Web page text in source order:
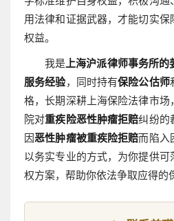
用法律和证据武器，才能切实
权益。
我是 上海沪派律师事务所的
服务经验，同时持有保险公估师
格，长期深耕上海保险法律市场
院对重疾险恶性肿瘤拒赔纠纷的
因恶性肿瘤被重疾险拒赔而陷入
以务实专业的方式，为你提供
权方案，帮助你依法争取应得的